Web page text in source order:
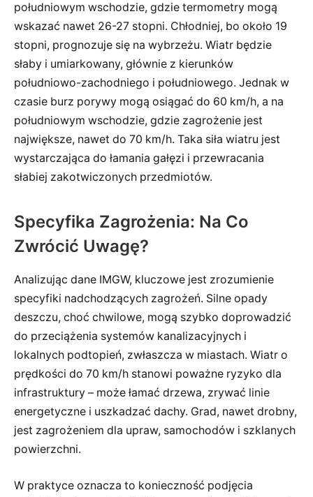
południowym wschodzie, gdzie termometry mogą
wskazać nawet 26-27 stopni. Chłodniej, bo około 19
stopni, prognozuje się na wybrzeżu. Wiatr będzie
słaby i umiarkowany, głównie z kierunków
południowo-zachodniego i południowego. Jednak w
czasie burz porywy mogą osiągać do 60 km/h, a na
południowym wschodzie, gdzie zagrożenie jest
największe, nawet do 70 km/h. Taka siła wiatru jest
wystarczająca do łamania gałęzi i przewracania
słabiej zakotwiczonych przedmiotów.
Specyfika Zagrożenia: Na Co
Zwrócić Uwagę?
Analizując dane IMGW, kluczowe jest zrozumienie
specyfiki nadchodzących zagrożeń. Silne opady
deszczu, choć chwilowe, mogą szybko doprowadzić
do przeciążenia systemów kanalizacyjnych i
lokalnych podtopień, zwłaszcza w miastach. Wiatr o
prędkości do 70 km/h stanowi poważne ryzyko dla
infrastruktury – może łamać drzewa, zrywać linie
energetyczne i uszkadzać dachy. Grad, nawet drobny,
jest zagrożeniem dla upraw, samochodów i szklanych
powierzchni.
W praktyce oznacza to konieczność podjęcia